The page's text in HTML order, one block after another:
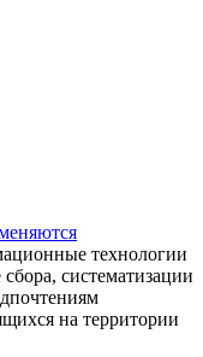
технологии
систематизации
на территории